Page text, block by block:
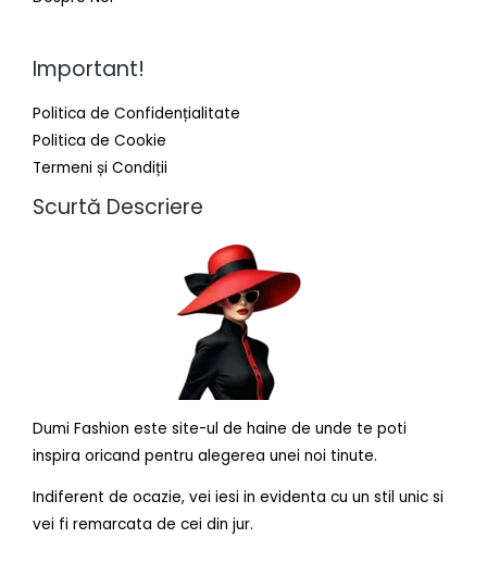
Important!
Politica de Confidențialitate
Politica de Cookie
Termeni și Condiții
Scurtă Descriere
Dumi Fashion este site-ul de haine de unde te poti
inspira oricand pentru alegerea unei noi tinute.
Indiferent de ocazie, vei iesi in evidenta cu un stil unic si
vei fi remarcata de cei din jur.